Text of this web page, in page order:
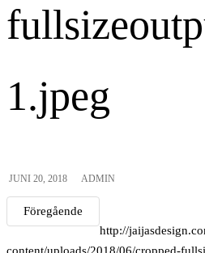
1.jpeg
JUNI 20, 2018 ADMIN
Föregående
http://